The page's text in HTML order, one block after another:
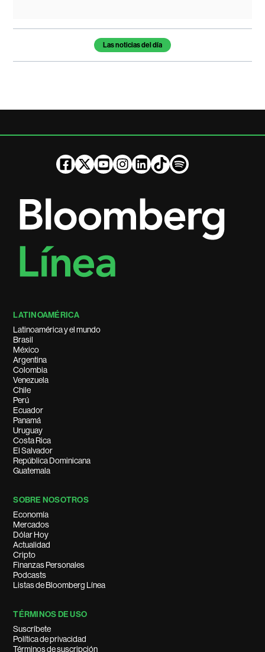
Temas de este artículoLas noticias del día
LATINOAMÉRICA
Latinoamérica y el mundo
Brasil
México
Argentina
Colombia
Venezuela
Chile
Perú
Ecuador
Panamá
Uruguay
Costa Rica
El Salvador
República Dominicana
Guatemala
SOBRE NOSOTROS
Economía
Mercados
Dólar Hoy
Actualidad
Cripto
Finanzas Personales
Podcasts
Listas de Bloomberg Línea
TÉRMINOS DE USO
Suscríbete
Política de privacidad
Términos de suscripción